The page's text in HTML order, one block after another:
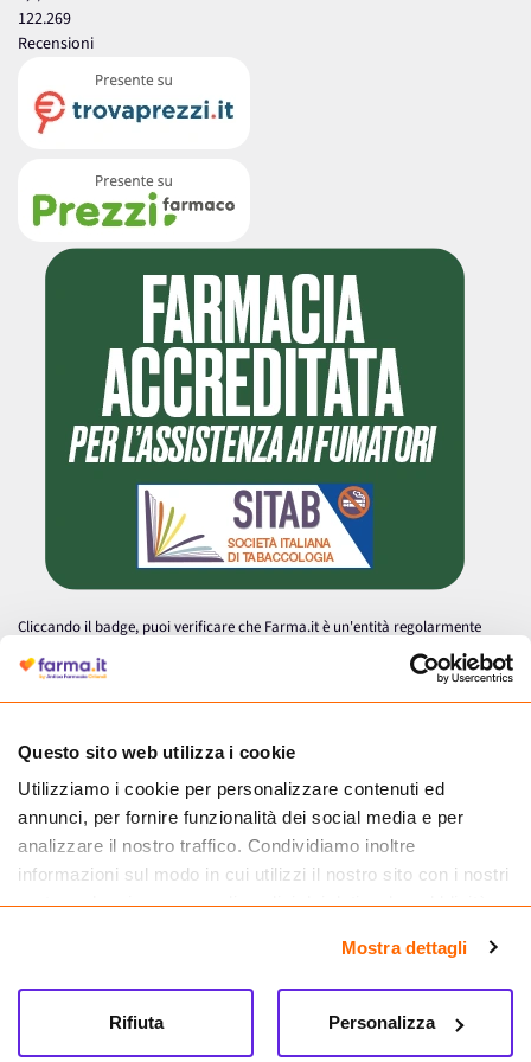
Questo sito web utilizza i cookie
Utilizziamo i cookie per personalizzare contenuti ed
annunci, per fornire funzionalità dei social media e per
analizzare il nostro traffico. Condividiamo inoltre
informazioni sul modo in cui utilizzi il nostro sito con i nostri
partner che si occupano di analisi dei dati web, pubblicità e
informazioni che hai fornito loro o che hanno raccolto dal
tuo utilizzo dei loro servizi.
Mostra dettagli
Personalizza
Rifiuta
122.269
Recensioni
Cliccando il badge, puoi verificare che Farma.it è un'entità regolarmente
autorizzata dal Ministero della Salute a effettuare la vendita online di
medicinali.
Farma.it S.a.s. P. IVA 07417261216 REA: NA-884088